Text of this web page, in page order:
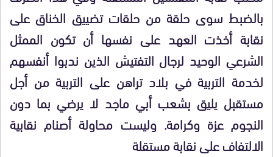
بالضبط سوى حلقة من حلقات تضييق الخناق على
نقابة أخذت العهد على نفسها أن تكون الممثل
الشرعي الوحيد لرجال التفتيش الذين ندبوا أنفسهم
لخدمة التربية في بلاد تراهن على التربية من أجل
مستقبل يليق بشعب أبي ماجد لا يرضي بما دون
النجوم عزة وكرامة. وليست محاولة أصنام نقابية
الالتفاف على نقابة مستقلة